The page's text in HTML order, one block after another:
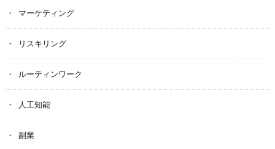
マーケティング
リスキリング
ルーティンワーク
人工知能
副業